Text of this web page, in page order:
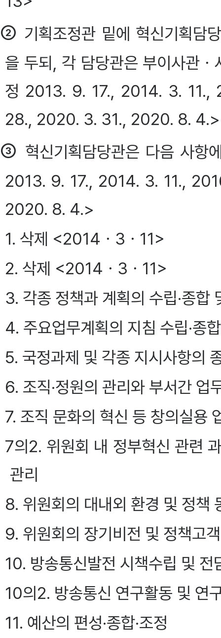
② 기획조정관 밑에 혁신기획담
을 두되, 각 담당관은 부이사관
정 2013. 9. 17., 2014. 3.
28., 2020. 3. 31., 2020. 8. 4.>
③ 혁신기획담당관은 다음 사항
2013. 9. 17., 2014. 3. 11.,
2020. 8. 4.>
1. 삭제 <2014ㆍ3ㆍ11>
2. 삭제 <2014ㆍ3ㆍ11>
3. 각종 정책과 계획의 수립·종합
4. 주요업무계획의 지침 수립·종
5. 국정과제 및 각종 지시사항의
6. 조직·정원의 관리와 부서간 업
7. 조직 문화의 혁신 등 창의실용
7의2. 위원회 내 정부혁신 관련
관리
8. 위원회의 대내외 환경 및 정책
9. 위원회의 장기비전 및 정책고
10. 방송통신발전 시책수립 및 전
10의2. 방송통신 연구활동 및 연
11. 예산의 편성·종합·조정